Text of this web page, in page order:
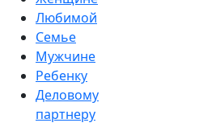
Любимой
Семье
Мужчине
Ребенку
Деловому
партнеру